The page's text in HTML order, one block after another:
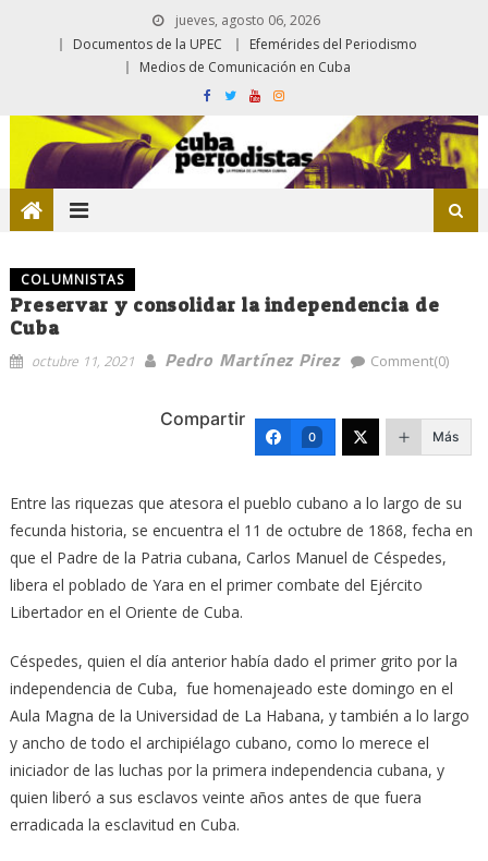
jueves, agosto 06, 2026
Documentos de la UPEC
Efemérides del Periodismo
Medios de Comunicación en Cuba
COLUMNISTAS
Preservar y consolidar la independencia de
Cuba
octubre 11, 2021 Pedro Martínez Pirez Comment(0)
Compartir
0 Más
Entre las riquezas que atesora el pueblo cubano a lo largo de su
fecunda historia, se encuentra el 11 de octubre de 1868, fecha en
que el Padre de la Patria cubana, Carlos Manuel de Céspedes,
libera el poblado de Yara en el primer combate del Ejército
Libertador en el Oriente de Cuba.
Céspedes, quien el día anterior había dado el primer grito por la
independencia de Cuba, fue homenajeado este domingo en el
Aula Magna de la Universidad de La Habana, y también a lo largo
y ancho de todo el archipiélago cubano, como lo merece el
iniciador de las luchas por la primera independencia cubana, y
quien liberó a sus esclavos veinte años antes de que fuera
erradicada la esclavitud en Cuba.